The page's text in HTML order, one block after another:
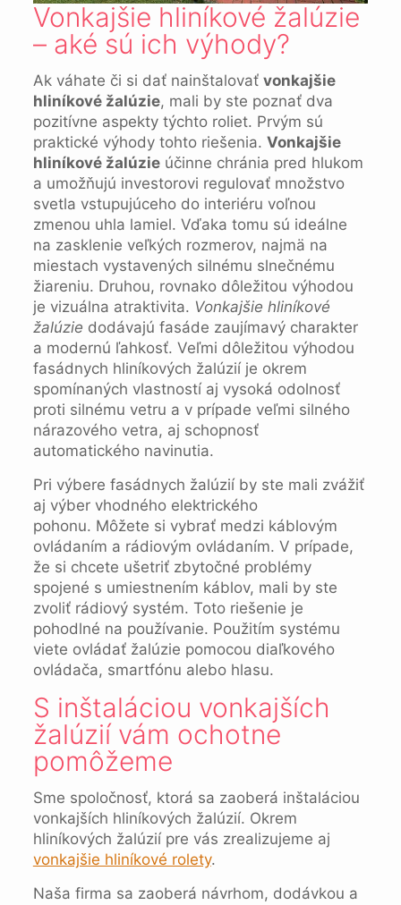
Vonkajšie hliníkové žalúzie
– aké sú ich výhody?
Ak váhate či si dať nainštalovať vonkajšie
hliníkové žalúzie, mali by ste poznať dva
pozitívne aspekty týchto roliet. Prvým sú
praktické výhody tohto riešenia. Vonkajšie
hliníkové žalúzieúčinne chránia pred hlukom
a umožňujú investorovi regulovať množstvo
svetla vstupujúceho do interiéru voľnou
zmenou uhla lamiel. Vďaka tomu sú ideálne
na zasklenie veľkých rozmerov, najmä na
miestach vystavených silnému slnečnému
žiareniu. Druhou, rovnako dôležitou výhodou
je vizuálna atraktivita. Vonkajšie hliníkové
žalúzie dodávajú fasáde zaujímavý charakter
a modernú ľahkosť. Veľmi dôležitou výhodou
fasádnych hliníkových žalúzií je okrem
spomínaných vlastností aj vysoká odolnosť
proti silnému vetru a v prípade veľmi silného
nárazového vetra, aj schopnosť
automatického navinutia.
Pri výbere fasádnych žalúzií by ste mali zvážiť
aj výber vhodného elektrického
pohonu. Môžete si vybrať medzi káblovým
ovládaním a rádiovým ovládaním. V prípade,
že si chcete ušetriť zbytočné problémy
spojené s umiestnením káblov, mali by ste
zvoliť rádiový systém. Toto riešenie je
pohodlné na používanie. Použitím systému
viete ovládať žalúzie pomocou diaľkového
ovládača, smartfónu alebo hlasu.
S inštaláciou vonkajších
žalúzií vám ochotne
pomôžeme
Sme spoločnosť, ktorá sa zaoberá inštaláciou
vonkajších hliníkových žalúzií. Okrem
hliníkových žalúzií pre vás zrealizujeme aj
vonkajšie hliníkové rolety.
Naša firma sa zaoberá návrhom, dodávkou a